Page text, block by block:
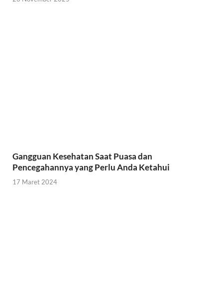
Gangguan Kesehatan Saat Puasa dan
Pencegahannya yang Perlu Anda Ketahui
17 Maret 2024